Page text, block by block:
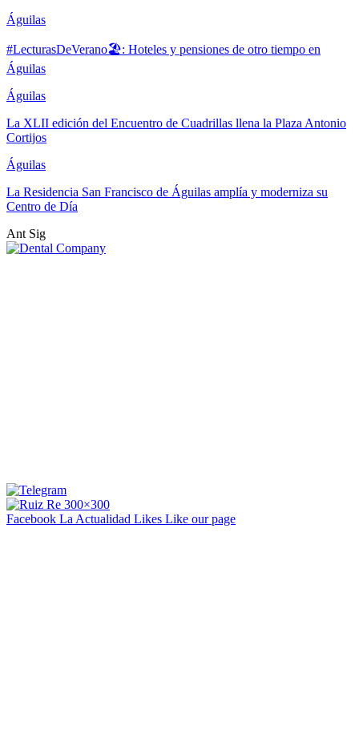
Águilas
#LecturasDeVerano🏖: Hoteles y pensiones de otro tiempo en
Águilas
Águilas
La XLII edición del Encuentro de Cuadrillas llena la Plaza Antonio
Cortijos
Águilas
La Residencia San Francisco de Águilas amplía y moderniza su
Centro de Día
Ant Sig
Facebook La Actualidad Likes Like our page